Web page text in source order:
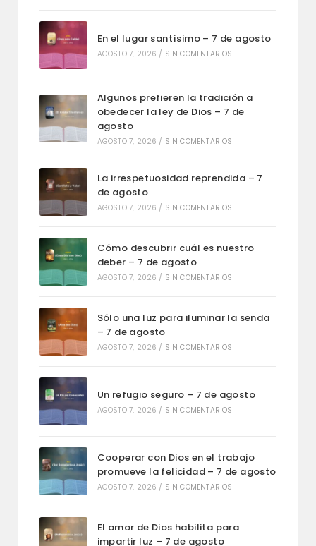
En el lugar santísimo – 7 de agosto
AGOSTO 7, 2026 / SIN COMENTARIOS
Algunos prefieren la tradición a
obedecer la ley de Dios – 7 de
agosto
AGOSTO 7, 2026 / SIN COMENTARIOS
La irrespetuosidad reprendida – 7
de agosto
AGOSTO 7, 2026 / SIN COMENTARIOS
Cómo descubrir cuál es nuestro
deber – 7 de agosto
AGOSTO 7, 2026 / SIN COMENTARIOS
Sólo una luz para iluminar la senda
– 7 de agosto
AGOSTO 7, 2026 / SIN COMENTARIOS
Un refugio seguro – 7 de agosto
AGOSTO 7, 2026 / SIN COMENTARIOS
Cooperar con Dios en el trabajo
promueve la felicidad – 7 de agosto
AGOSTO 7, 2026 / SIN COMENTARIOS
El amor de Dios habilita para
impartir luz – 7 de agosto